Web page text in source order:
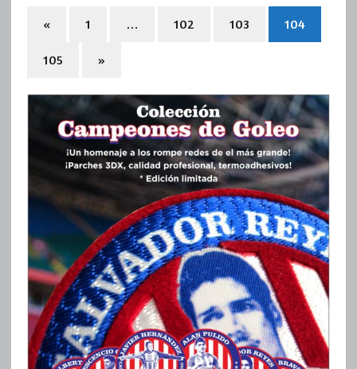
« 1 … 102 103 104
105 »